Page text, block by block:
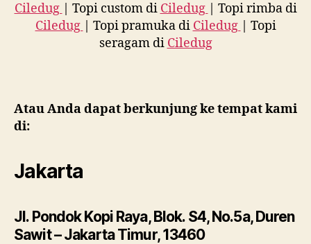
Ciledug
| Topi custom di Ciledug
| Topi rimba di
Ciledug
| Topi pramuka di Ciledug
| Topi
seragam di Ciledug
Atau Anda dapat berkunjung ke tempat kami
di:
Jakarta
Jl. Pondok Kopi Raya, Blok. S4, No.5a, Duren
Sawit – Jakarta Timur, 13460